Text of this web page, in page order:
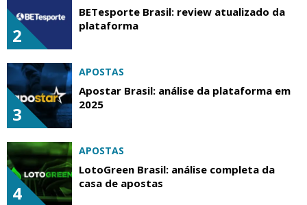
2
BETesporte Brasil: review atualizado da
plataforma
3
APOSTAS
Apostar Brasil: análise da plataforma em
2025
4
APOSTAS
LotoGreen Brasil: análise completa da
casa de apostas